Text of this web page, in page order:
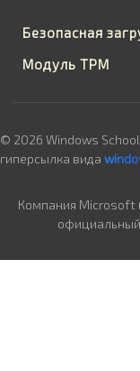
Безопасная
Модуль TPM
© 2026 Windows
гиперсылка вида
Компания Microsoft